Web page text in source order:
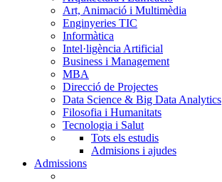
Art, Animació i Multimèdia
Enginyeries TIC
Informàtica
Intel·ligència Artificial
Business i Management
MBA
Direcció de Projectes
Data Science & Big Data Analytics
Filosofia i Humanitats
Tecnologia i Salut
Tots els estudis
Admisions i ajudes
Admissions